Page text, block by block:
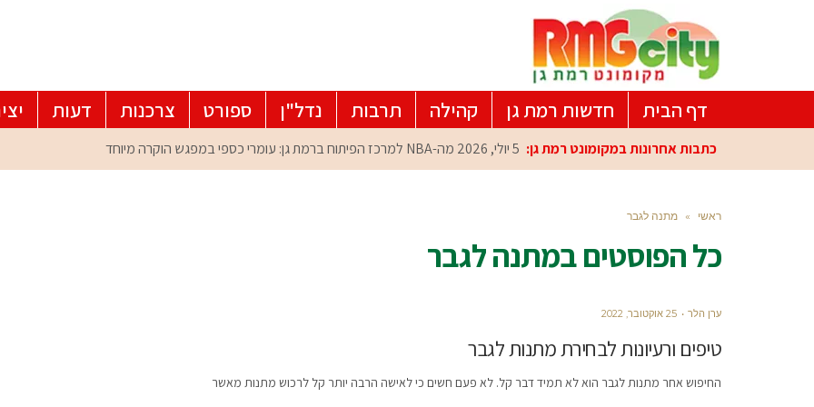
דף הבית חדשות רמת גן קהילה תרבות נדל"ן ספורט צרכנות דעות
כתבות אחרונות במקומונט רמת גן: 5 יולי, 2026 מה-NBA למרכז הפיתוח ברמת גן: עומרי כספי במפגש הוקרה מיוחד
ראשי » מתנה לגבר
כל הפוסטים במתנה לגבר
ערן הלר 25 אוקטובר, 2022
טיפים ורעיונות לבחירת מתנות לגבר
החיפוש אחר מתנות לגבר הוא לא תמיד דבר קל. לא פעם חשים כי לאישה הרבה יותר קל לרכוש מתנות מאשר